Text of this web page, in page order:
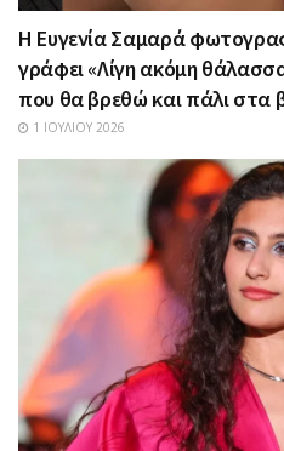
Η Ευγενία Σαμαρά
γράφει «Λίγη ακόμη
που θα βρεθώ και πάλι στα
1 ΙΟΥΛΊΟΥ 2026